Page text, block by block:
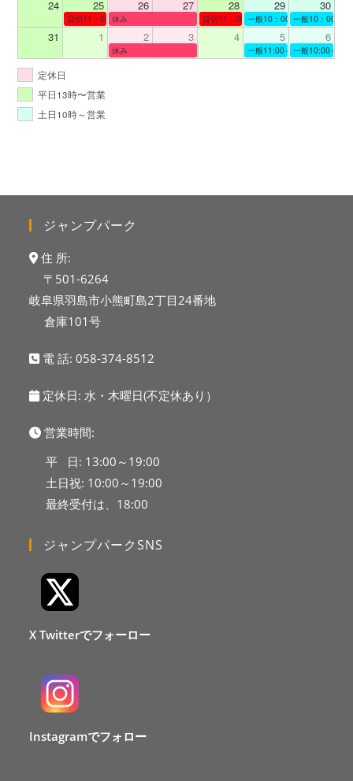
24 25 26 27 28 29 30
貸切11：00～12：00
休み 貸切11：00～12：00一般10：00～19：00
一般10：00～
31 1 2 3 4 5 6
休み 一般11:00～19:00一般10:00～
定休日
平日13時〜営業
土日10時～営業
ジャンプパーク
住 所:
〒501-6264
岐阜県羽島市小熊町島2丁目24番地
倉庫101号
電 話:058-374-8512
定休日: 水・木曜日(不定休あり）
営業時間:
平 日: 13:00～19:00
土日祝: 10:00～19:00
最終受付は、18:00
ジャンプパークSNS
X Twitterでフォーロー
Instagramでフォロー